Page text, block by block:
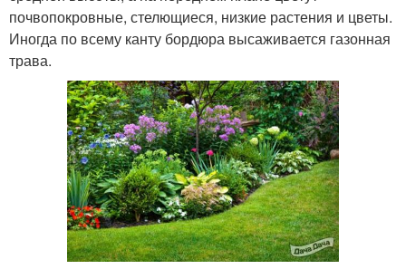
почвопокровные, стелющиеся, низкие растения и цветы.
Иногда по всему канту бордюра высаживается газонная
трава.